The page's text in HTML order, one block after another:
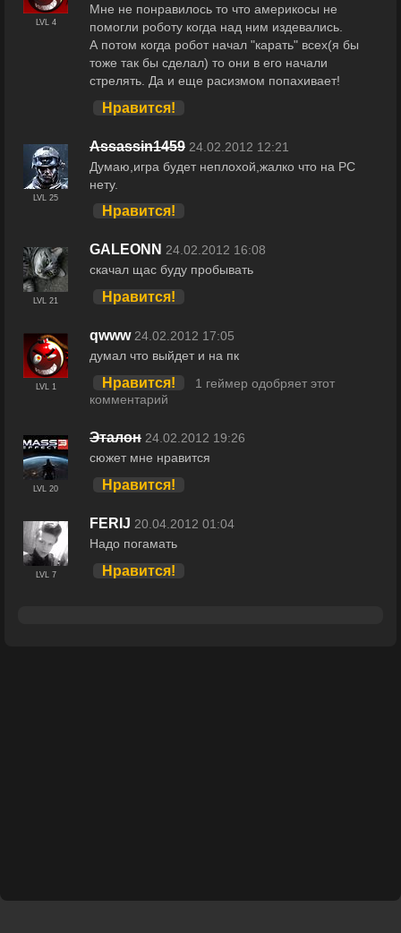
LVL 4
Мне не понравилось то что америкосы не
помогли роботу когда над ним издевались.
А потом когда робот начал "карать" всех(я бы
тоже так бы сделал) то они в его начали
стрелять. Да и еще расизмом попахивает!
Нравится!
LVL 25
Assassin1459 24.02.2012 12:21
Думаю,игра будет неплохой,жалко что на PC
нету.
Нравится!
LVL 21
GALEONN 24.02.2012 16:08
скачал щас буду пробывать
Нравится!
LVL 1
qwww 24.02.2012 17:05
думал что выйдет и на пк
Нравится!
1 геймер одобряет этот
комментарий
LVL 20
Эталон 24.02.2012 19:26
сюжет мне нравится
Нравится!
LVL 7
FERIJ 20.04.2012 01:04
Надо погамать
Нравится!